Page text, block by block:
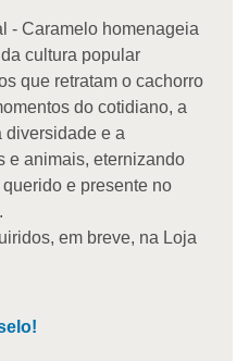
- Caramelo homenageia
cultura popular
que retratam o cachorro
do cotidiano, a
diversidade e a
e animais, eternizando
e presente no
em breve, na Loja